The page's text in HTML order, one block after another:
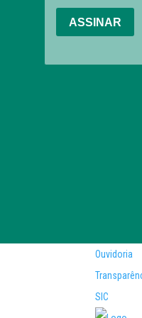
Ouvidoria
SIC